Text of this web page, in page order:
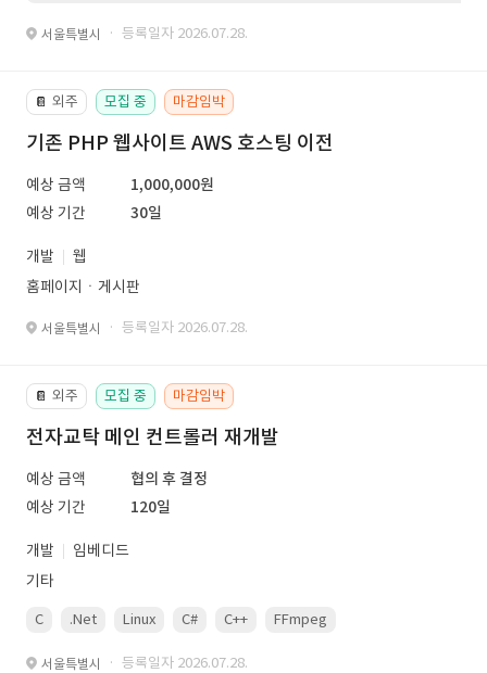
서울특별시 · 등록일자 2026.07.28.
📔 외주 모집 중 마감임박
기존 PHP 웹사이트 AWS 호스팅 이전
예상 금액
1,000,000원
예상 기간
30일
개발
웹
홈페이지ㆍ게시판
서울특별시 · 등록일자 2026.07.28.
📔 외주 모집 중 마감임박
전자교탁 메인 컨트롤러 재개발
예상 금액
협의 후 결정
예상 기간
120일
개발
임베디드
기타
C .Net Linux C# C++ FFmpeg
서울특별시 · 등록일자 2026.07.28.